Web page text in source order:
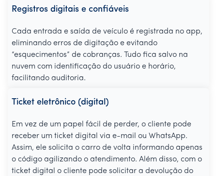
Registros digitais e confiáveis
Cada entrada e saída de veículo é registrada no app,
eliminando erros de digitação e evitando
“esquecimentos” de cobranças. Tudo fica salvo na
nuvem com identificação do usuário e horário,
facilitando auditoria.
Ticket eletrônico (digital)
Em vez de um papel fácil de perder, o cliente pode
receber um ticket digital via e-mail ou WhatsApp.
Assim, ele solicita o carro de volta informando apenas
o código agilizando o atendimento. Além disso, com o
ticket digital o cliente pode solicitar a devolução do